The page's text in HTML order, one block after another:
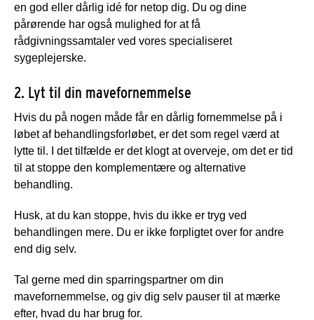
en god eller dårlig idé for netop dig. Du og dine
pårørende har også mulighed for at få
rådgivningssamtaler ved vores specialiseret
sygeplejerske.
2. Lyt til din mavefornemmelse
Hvis du på nogen måde får en dårlig fornemmelse på i
løbet af behandlingsforløbet, er det som regel værd at
lytte til. I det tilfælde er det klogt at overveje, om det er tid
til at stoppe den komplementære og alternative
behandling.
Husk, at du kan stoppe, hvis du ikke er tryg ved
behandlingen mere. Du er ikke forpligtet over for andre
end dig selv.
Tal gerne med din sparringspartner om din
mavefornemmelse, og giv dig selv pauser til at mærke
efter, hvad du har brug for.